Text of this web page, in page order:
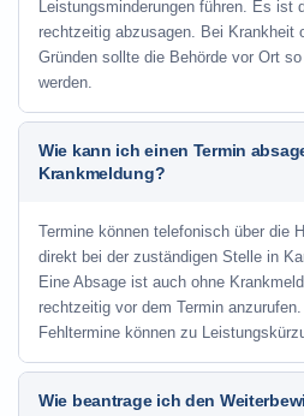
Leistungsminderungen führen. Es ist
rechtzeitig abzusagen. Bei Krankheit
Gründen sollte die Behörde vor Ort
werden.
Wie kann ich einen Termin
Krankmeldung?
Termine können telefonisch über die
direkt bei der zuständigen Stelle in
Eine Absage ist auch ohne
rechtzeitig vor dem Termin
Fehltermine können zu
Wie beantrage ich den